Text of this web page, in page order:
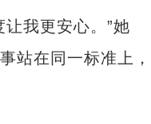
我更安心。”她
站在同一标准上，